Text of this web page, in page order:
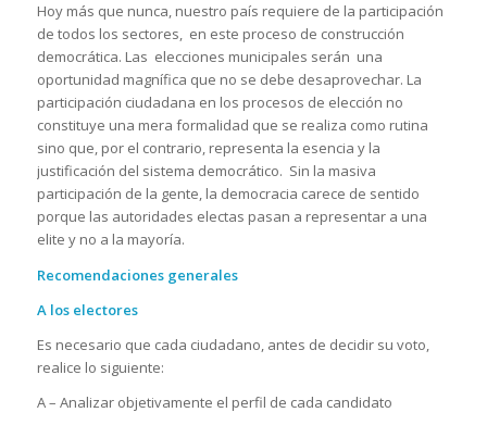
Hoy más que nunca, nuestro país requiere de la participación
de todos los sectores, en este proceso de construcción
democrática. Las elecciones municipales serán una
oportunidad magnífica que no se debe desaprovechar. La
participación ciudadana en los procesos de elección no
constituye una mera formalidad que se realiza como rutina
sino que, por el contrario, representa la esencia y la
justificación del sistema democrático. Sin la masiva
participación de la gente, la democracia carece de sentido
porque las autoridades electas pasan a representar a una
elite y no a la mayoría.
Recomendaciones generales
A los electores
Es necesario que cada ciudadano, antes de decidir su voto,
realice lo siguiente:
A – Analizar objetivamente el perfil de cada candidato